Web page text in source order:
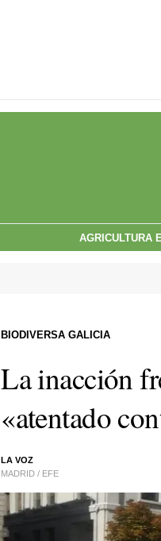
AGRICULTURA
La inacción
«atentado
LA VOZ
MADRID / EFE
BIODIVERSA GALICIA